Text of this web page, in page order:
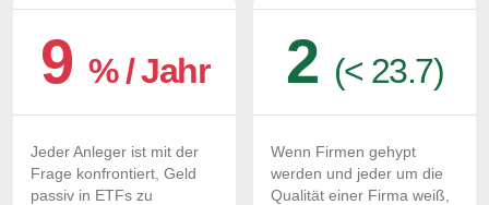
9 % / Jahr
Jeder Anleger ist mit der
Frage konfrontiert, Geld
passiv in ETFs zu
2 (< 23.7)
Wenn Firmen gehypt
werden und jeder um die
Qualität einer Firma weiß,